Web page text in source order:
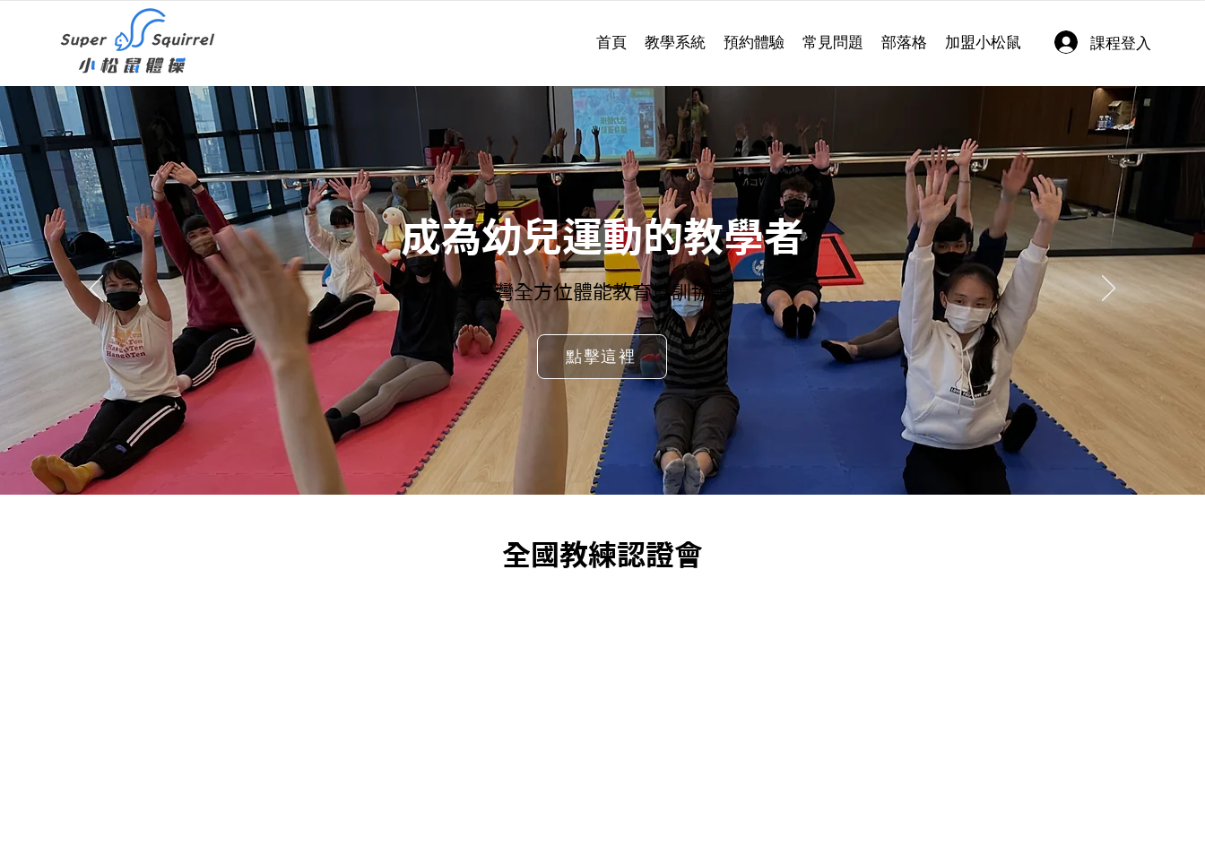
首頁 教學系統 預約體驗 常見問題 部落格 加盟小松鼠 課程登入
成為幼兒運動的教學者
臺灣全方位體能教育培訓協會
點擊這裡
全國教練認證會